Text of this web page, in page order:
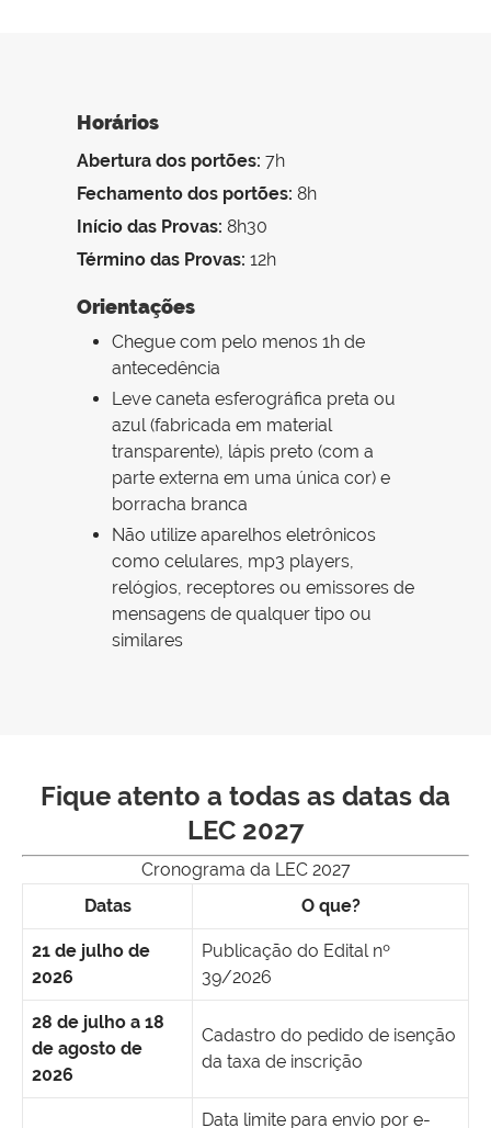
Horários
Abertura dos portões: 7h
Fechamento dos portões: 8h
Início das Provas: 8h30
Término das Provas: 12h
Orientações
Chegue com pelo menos 1h de
antecedência
Leve caneta esferográfica preta ou
azul (fabricada em material
transparente), lápis preto (com a
parte externa em uma única cor) e
borracha branca
Não utilize aparelhos eletrônicos
como celulares, mp3 players,
relógios, receptores ou emissores de
mensagens de qualquer tipo ou
similares
Fique atento a todas as datas da
LEC 2027
Cronograma da LEC 2027
Datas
O que?
21 de julho de
2026
Publicação do Edital nº
39/2026
28 de julho a 18
de agosto de
2026
Cadastro do pedido de isenção
da taxa de inscrição
Data limite para envio por e-